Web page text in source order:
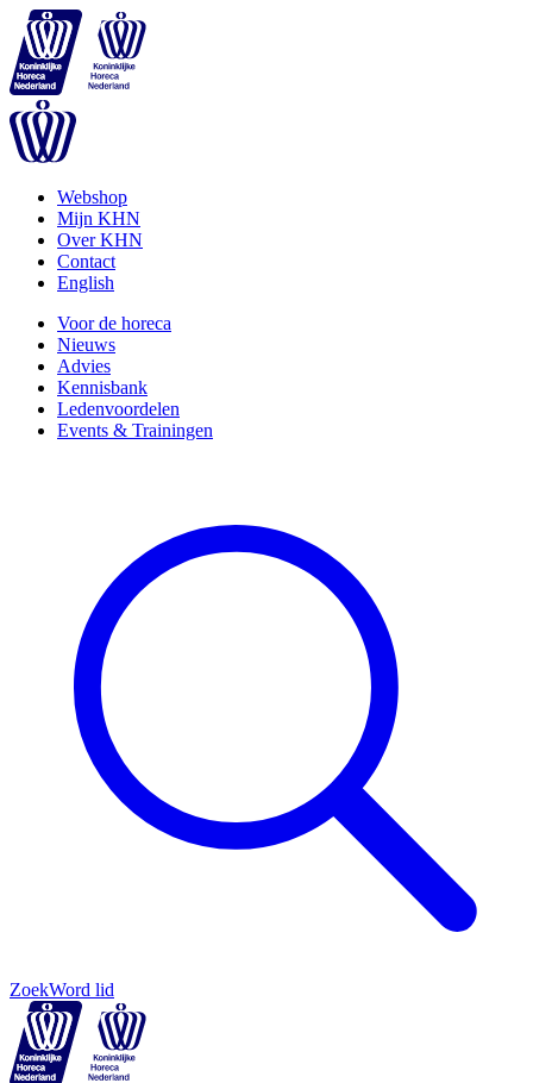
Webshop
Mijn KHN
Over KHN
Contact
English
Voor de horeca
Nieuws
Advies
Kennisbank
Ledenvoordelen
Events & Trainingen
ZoekWord lid